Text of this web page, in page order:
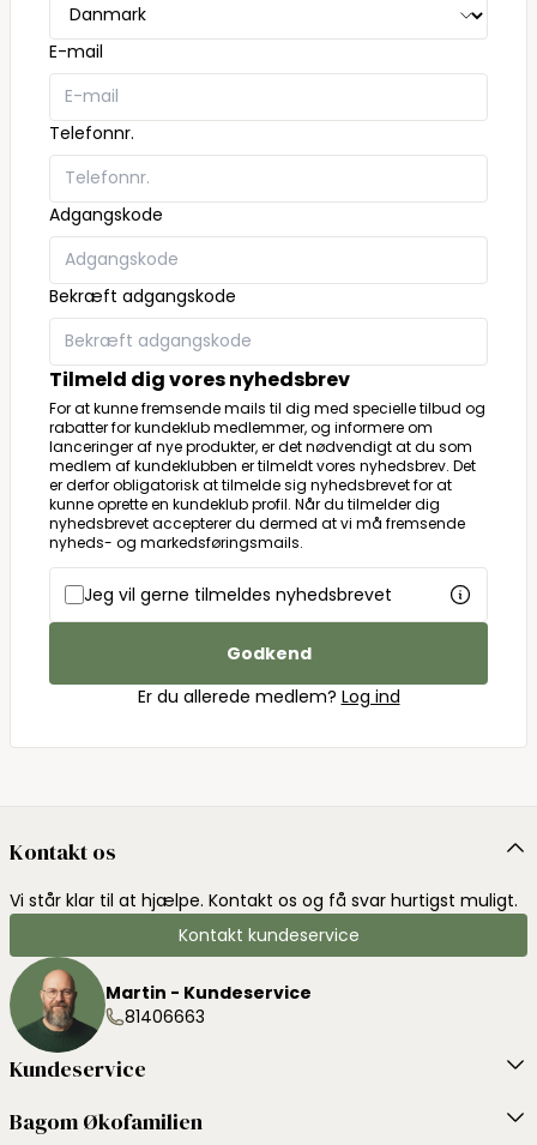
E-mail
Telefonnr.
Adgangskode
Bekræft adgangskode
Tilmeld dig vores nyhedsbrev
For at kunne fremsende mails til dig med specielle tilbud og
rabatter for kundeklub medlemmer, og informere om
lanceringer af nye produkter, er det nødvendigt at du som
medlem af kundeklubben er tilmeldt vores nyhedsbrev. Det
er derfor obligatorisk at tilmelde sig nyhedsbrevet for at
kunne oprette en kundeklub profil. Når du tilmelder dig
nyhedsbrevet accepterer du dermed at vi må fremsende
nyheds- og markedsføringsmails.
Jeg vil gerne tilmeldes nyhedsbrevet
Godkend
Er du allerede medlem? Log ind
Kontakt os
Vi står klar til at hjælpe. Kontakt os og få svar hurtigst muligt.
Kontakt kundeservice
Martin - Kundeservice
81406663
Kundeservice
Bagom Økofamilien